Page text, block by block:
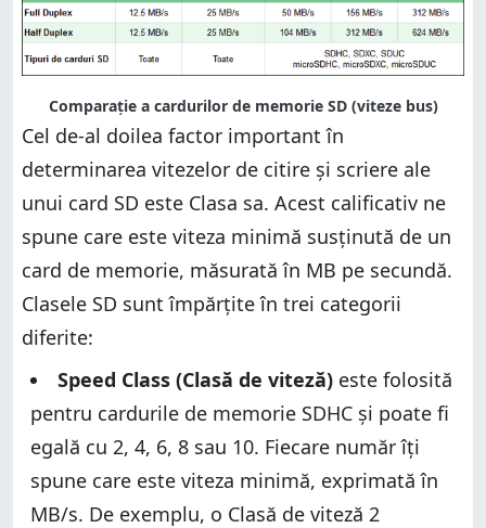
Comparație a cardurilor de memorie SD (viteze bus)
Cel de-al doilea factor important în
determinarea vitezelor de citire și scriere ale
unui card SD este Clasa sa. Acest calificativ ne
spune care este viteza minimă susținută de un
card de memorie, măsurată în MB pe secundă.
Clasele SD sunt împărțite în trei categorii
diferite:
Speed Class (Clasă de viteză) este folosită
pentru cardurile de memorie SDHC și poate fi
egală cu 2, 4, 6, 8 sau 10. Fiecare număr îți
spune care este viteza minimă, exprimată în
MB/s. De exemplu, o Clasă de viteză 2